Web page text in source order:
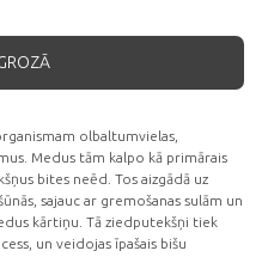
olbaltumvielas,
Medus tām kalpo kā primārais
bites neēd. Tos aizgādā uz
sajauc ar gremošanas sulām un
kārtiņu. Tā ziedputekšņi tiek
un veidojas īpašais bišu